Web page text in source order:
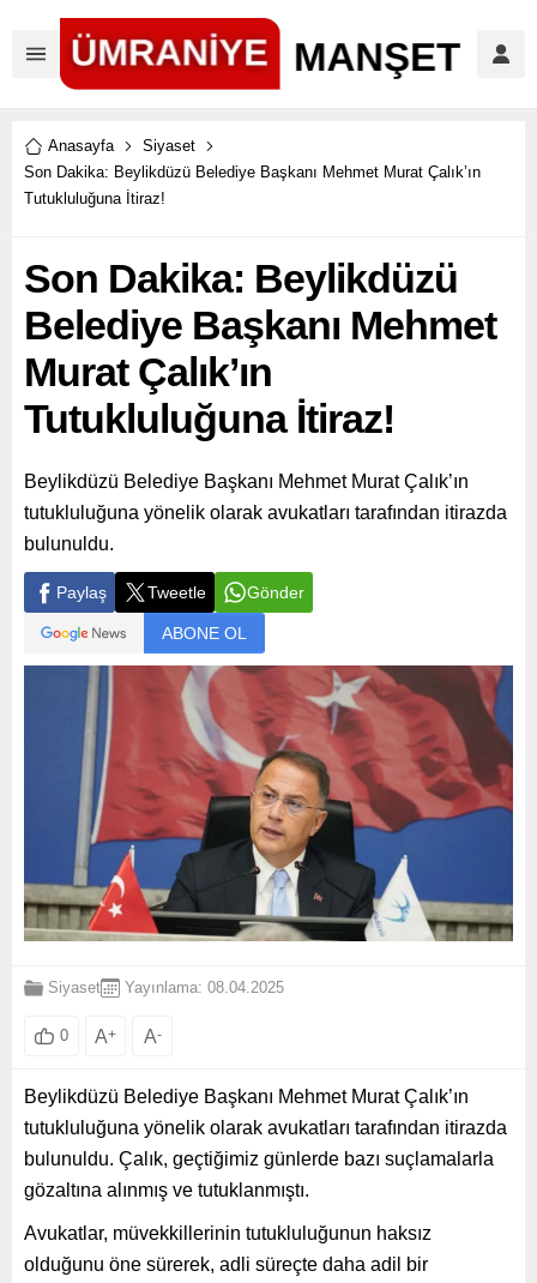
Anasayfa
Siyaset
Son Dakika: Beylikdüzü Belediye Başkanı Mehmet Murat Çalık’ın
Tutukluluğuna İtiraz!
Son Dakika: Beylikdüzü
Belediye Başkanı Mehmet
Murat Çalık’ın
Tutukluluğuna İtiraz!
Beylikdüzü Belediye Başkanı Mehmet Murat Çalık’ın
tutukluluğuna yönelik olarak avukatları tarafından itirazda
bulunuldu.
Paylaş Tweetle Gönder
ABONE OL
Siyaset Yayınlama: 08.04.2025
0 A+ A-
Beylikdüzü Belediye Başkanı Mehmet Murat Çalık’ın
tutukluluğuna yönelik olarak avukatları tarafından itirazda
bulunuldu. Çalık, geçtiğimiz günlerde bazı suçlamalarla
gözaltına alınmış ve tutuklanmıştı.
Avukatlar, müvekkillerinin tutukluluğunun haksız
olduğunu öne sürerek, adli süreçte daha adil bir